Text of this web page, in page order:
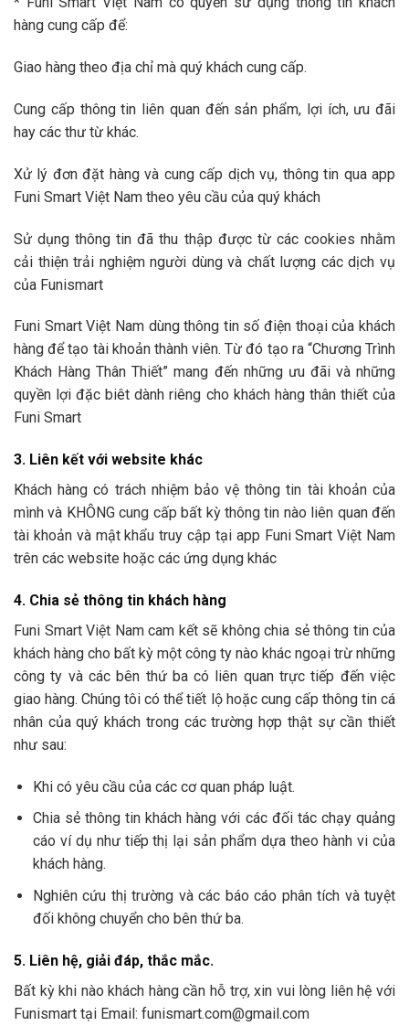
hàng cung cấp để:
Giao hàng theo địa chỉ mà quý khách cung cấp.
Cung cấp thông tin liên quan đến sản phẩm, lợi ích, ưu đãi
hay các thư từ khác.
Xử lý đơn đặt hàng và cung cấp dịch vụ, thông tin qua app
Funi Smart Việt Nam theo yêu cầu của quý khách
Sử dụng thông tin đã thu thập được từ các cookies nhằm
cải thiện trải nghiệm người dùng và chất lượng các dịch vụ
của Funismart
Funi Smart Việt Nam dùng thông tin số điện thoại của khách
hàng để tạo tài khoản thành viên. Từ đó tạo ra “Chương Trình
Khách Hàng Thân Thiết” mang đến những ưu đãi và những
quyền lợi đặc biêt dành riêng cho khách hàng thân thiết của
Funi Smart
3. Liên kết với website khác
Khách hàng có trách nhiệm bảo vệ thông tin tài khoản của
mình và KHÔNG cung cấp bất kỳ thông tin nào liên quan đến
tài khoản và mật khẩu truy cập tại app Funi Smart Việt Nam
trên các website hoặc các ứng dụng khác
4. Chia sẻ thông tin khách hàng
Funi Smart Việt Nam cam kết sẽ không chia sẻ thông tin của
khách hàng cho bất kỳ một công ty nào khác ngoại trừ những
công ty và các bên thứ ba có liên quan trực tiếp đến việc
giao hàng. Chúng tôi có thể tiết lộ hoặc cung cấp thông tin cá
nhân của quý khách trong các trường hợp thật sự cần thiết
như sau:
Khi có yêu cầu của các cơ quan pháp luật.
Chia sẻ thông tin khách hàng với các đối tác chạy quảng
cáo ví dụ như tiếp thị lại sản phẩm dựa theo hành vi của
khách hàng.
Nghiên cứu thị trường và các báo cáo phân tích và tuyệt
đối không chuyển cho bên thứ ba.
5. Liên hệ, giải đáp, thắc mắc.
Bất kỳ khi nào khách hàng cần hỗ trợ, xin vui lòng liên hệ với
Funismart tại Email: funismart.com@gmail.com